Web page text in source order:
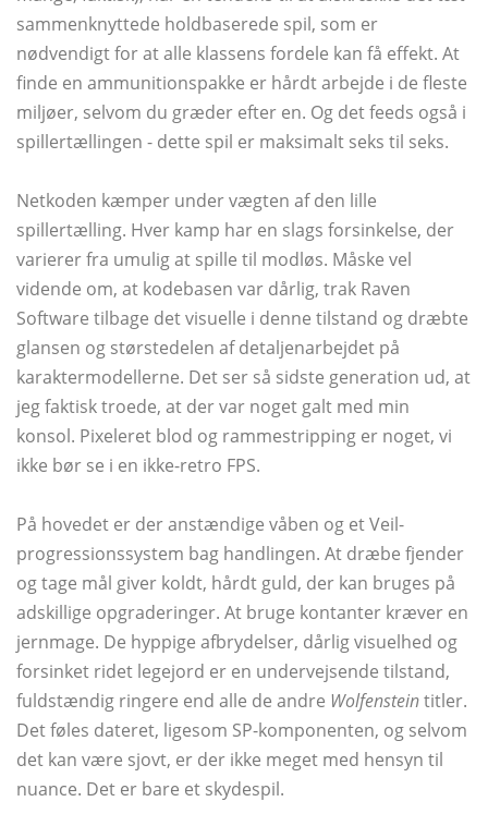
sammenknyttede holdbaserede spil, som er
nødvendigt for at alle klassens fordele kan få effekt. At
finde en ammunitionspakke er hårdt arbejde i de fleste
miljøer, selvom du græder efter en. Og det feeds også i
spillertællingen - dette spil er maksimalt seks til seks.
Netkoden kæmper under vægten af ​​den lille
spillertælling. Hver kamp har en slags forsinkelse, der
varierer fra umulig at spille til modløs. Måske vel
vidende om, at kodebasen var dårlig, trak Raven
Software tilbage det visuelle i denne tilstand og dræbte
glansen og størstedelen af ​​detaljenarbejdet på
karaktermodellerne. Det ser så sidste generation ud, at
jeg faktisk troede, at der var noget galt med min
konsol. Pixeleret blod og rammestripping er noget, vi
ikke bør se i en ikke-retro FPS.
På hovedet er der anstændige våben og et Veil-
progressionssystem bag handlingen. At dræbe fjender
og tage mål giver koldt, hårdt guld, der kan bruges på
adskillige opgraderinger. At bruge kontanter kræver en
jernmage. De hyppige afbrydelser, dårlig visuelhed og
forsinket ridet legejord er en undervejsende tilstand,
fuldstændig ringere end alle de andre Wolfensteintitler.
Det føles dateret, ligesom SP-komponenten, og selvom
det kan være sjovt, er der ikke meget med hensyn til
nuance. Det er bare et skydespil.